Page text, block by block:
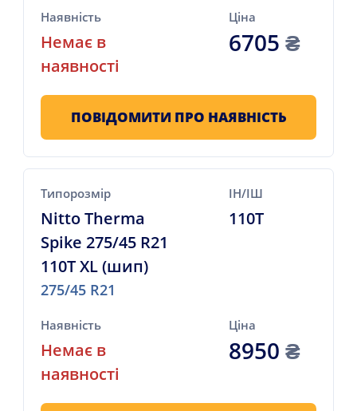
Наявність
Немає в
наявності
Ціна
6705₴
ПОВІДОМИТИ ПРО НАЯВНІСТЬ
Типорозмір
Nitto Therma
Spike 275/45 R21
110T XL (шип)
275/45 R21
ІН/ІШ
110T
Наявність
Немає в
наявності
Ціна
8950₴